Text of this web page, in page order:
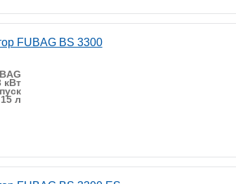
FUBAG BS 3300
кВт
15 л